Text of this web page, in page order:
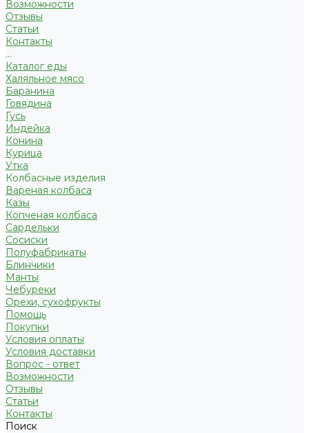
Возможности
Отзывы
Статьи
Контакты
...
Каталог еды
Халяльное мясо
Баранина
Говядина
Гусь
Индейка
Конина
Курица
Утка
Колбасные изделия
Вареная колбаса
Казы
Копченая колбаса
Сардельки
Сосиски
Полуфабрикаты
Блинчики
Манты
Чебуреки
Орехи, сухофрукты
Помощь
Покупки
Условия оплаты
Условия доставки
Вопрос - ответ
Возможности
Отзывы
Статьи
Контакты
Поиск